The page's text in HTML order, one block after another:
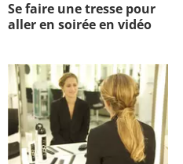
Se faire une tresse pour
aller en soirée en vidéo